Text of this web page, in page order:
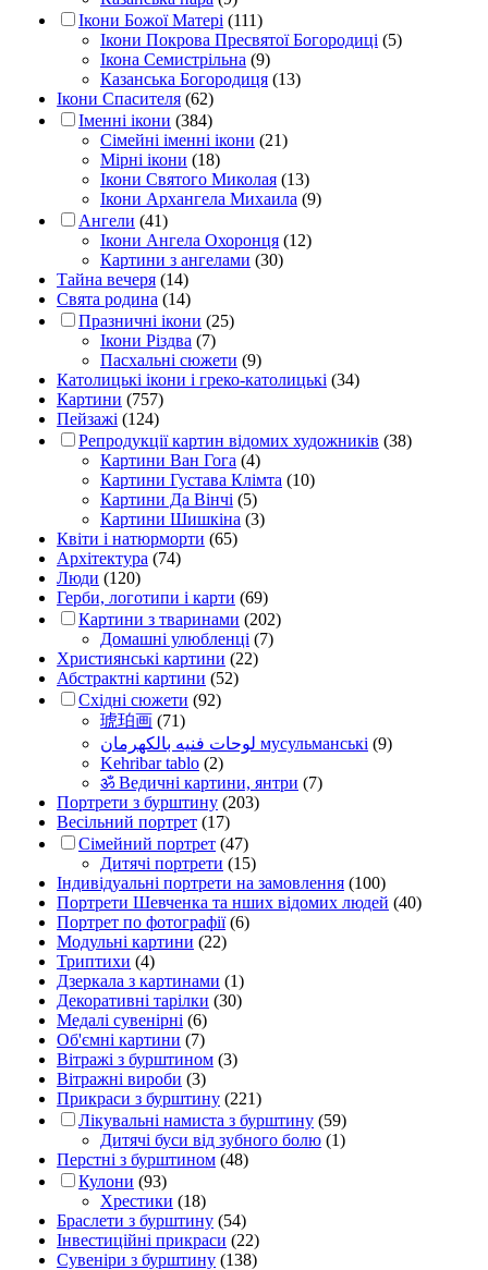
Ікони Божої Матері (111)
Ікони Покрова Пресвятої Богородиці (5)
Ікона Семистрільна (9)
Казанська Богородиця (13)
Ікони Спасителя (62)
Іменні ікони (384)
Сімейні іменні ікони (21)
Мірні ікони (18)
Ікони Святого Миколая (13)
Ікони Архангела Михаила (9)
Ангели (41)
Ікони Ангела Охоронця (12)
Картини з ангелами (30)
Тайна вечеря (14)
Свята родина (14)
Празничні ікони (25)
Ікони Різдва (7)
Пасхальні сюжети (9)
Католицькі ікони і греко-католицькі (34)
Картини (757)
Пейзажі (124)
Репродукції картин відомих художників (38)
Картини Ван Гога (4)
Картини Густава Клімта (10)
Картини Да Вінчі (5)
Картини Шишкіна (3)
Квіти і натюрморти (65)
Архітектура (74)
Люди (120)
Герби, логотипи і карти (69)
Картини з тваринами (202)
Домашні улюбленці (7)
Християнські картини (22)
Абстрактні картини (52)
Східні сюжети (92)
琥珀画 (71)
لوحات فنيه بالكهرمان мусульманські (9)
Kehribar tablo (2)
ॐ Ведичні картини, янтри (7)
Портрети з бурштину (203)
Весільний портрет (17)
Сімейний портрет (47)
Дитячі портрети (15)
Індивідуальні портрети на замовлення (100)
Портрети Шевченка та нших відомих людей (40)
Портрет по фотографії(6)
Модульні картини (22)
Триптихи (4)
Дзеркала з картинами (1)
Декоративні тарілки (30)
Медалі сувенірні (6)
Об'ємні картини (7)
Вітражі з бурштином (3)
Вітражні вироби (3)
Прикраси з бурштину (221)
Лікувальні намиста з бурштину (59)
Дитячі буси від зубного болю (1)
Перстні з бурштином (48)
Кулони (93)
Хрестики (18)
Браслети з бурштину (54)
Інвестиційні прикраси (22)
Сувеніри з бурштину (138)